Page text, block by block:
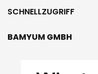
SCHNELLZUGRIFF
BAMYUM GMBH